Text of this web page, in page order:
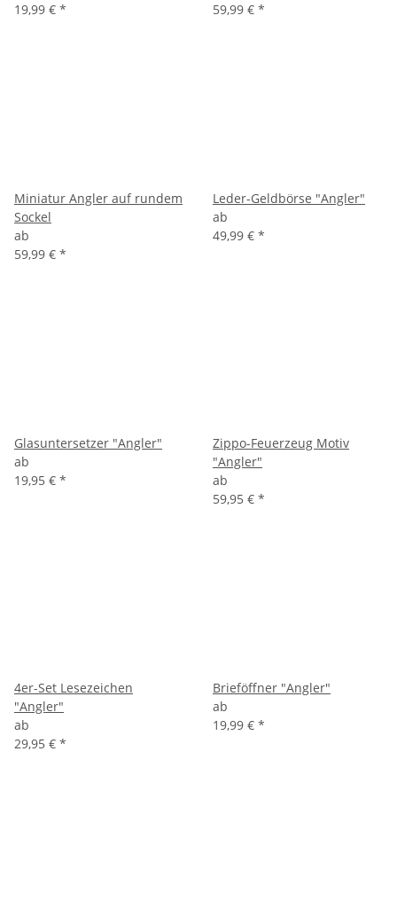
19,99 € *
59,99 € *
Miniatur Angler auf rundem
Sockel
ab
59,99 € *
Leder-Geldbörse "Angler"
ab
49,99 € *
Glasuntersetzer "Angler"
ab
19,95 € *
Zippo-Feuerzeug Motiv
"Angler"
ab
59,95 € *
4er-Set Lesezeichen
"Angler"
ab
29,95 € *
Brieföffner "Angler"
ab
19,99 € *